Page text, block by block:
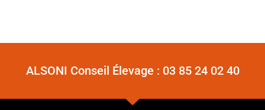
ALSONI Conseil Élevage : 03 85 24 02 40